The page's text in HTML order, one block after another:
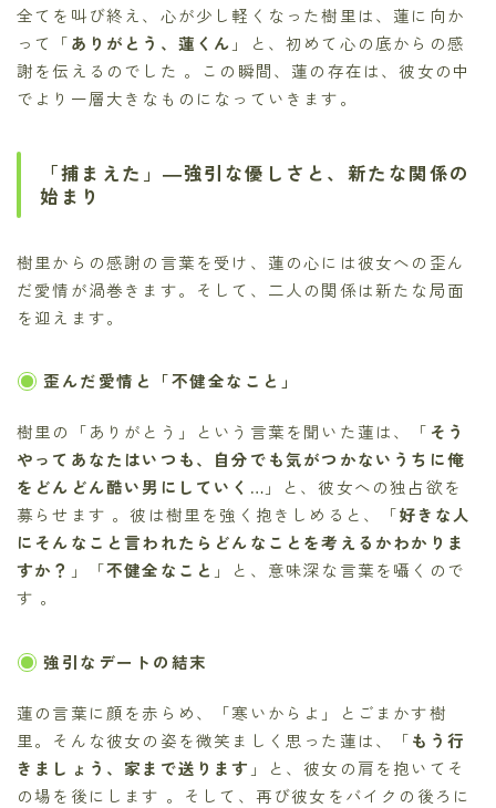
全てを叫び終え、心が少し軽くなった樹里は、蓮に向か
って「ありがとう、蓮くん 」と、初めて心の底からの感
謝を伝えるのでした 。この瞬間、蓮の存在は、彼女の中
でより一層大きなものになっていきます。
「捕まえた」―強引な優しさと、新たな関係の
始まり
樹里からの感謝の言葉を受け、蓮の心には彼女への歪ん
だ愛情が渦巻きます。そして、二人の関係は新たな局面
を迎えます。
歪んだ愛情と「不健全なこと」
樹里の「ありがとう」という言葉を聞いた蓮は、「 そう
やってあなたはいつも、自分でも気がつかないうちに俺
をどんどん酷い男にしていく… 」と、彼女への独占欲を
募らせます 。彼は樹里を強く抱きしめると、「好きな人
にそんなこと言われたらどんなことを考えるかわかりま
すか？ 」「不健全なこと 」と、意味深な言葉を囁くので
す 。
強引なデートの結末
蓮の言葉に顔を赤らめ、「寒いからよ」とごまかす樹
里。そんな彼女の姿を微笑ましく思った蓮は、「もう行
きましょう、家まで送ります 」と、彼女の肩を抱いてそ
の場を後にします 。そして、再び彼女をバイクの後ろに